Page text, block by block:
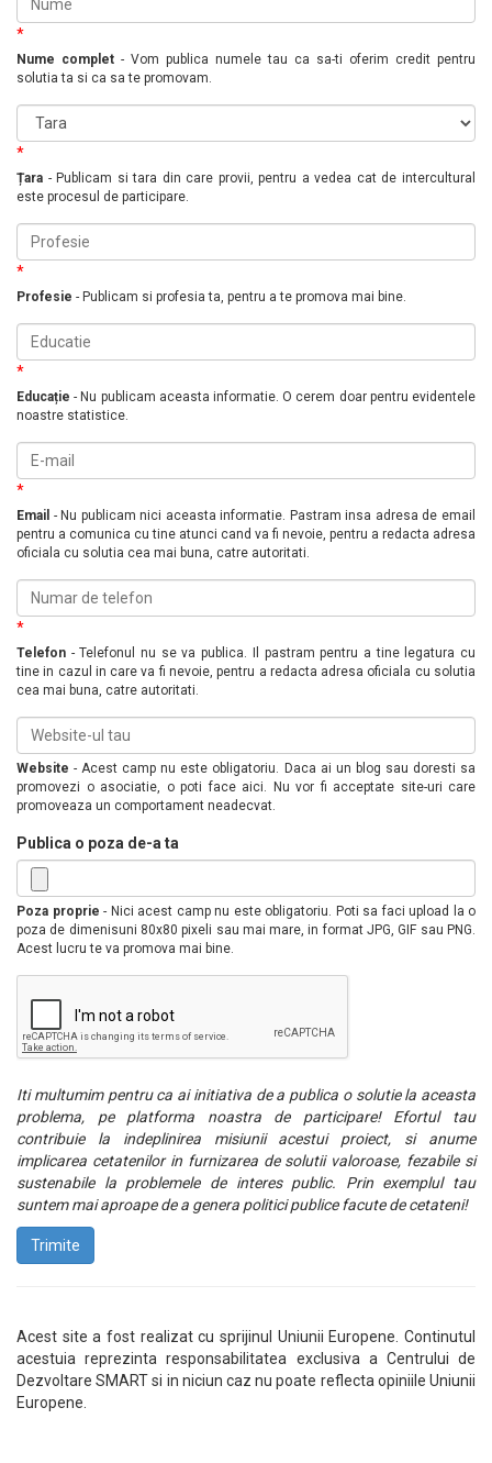
*
Nume complet - Vom publica numele tau ca sa-ti oferim credit pentru
solutia ta si ca sa te promovam.
*
Țara - Publicam si tara din care provii, pentru a vedea cat de intercultural
este procesul de participare.
*
Profesie - Publicam si profesia ta, pentru a te promova mai bine.
*
Educație - Nu publicam aceasta informatie. O cerem doar pentru evidentele
noastre statistice.
*
Email - Nu publicam nici aceasta informatie. Pastram insa adresa de email
pentru a comunica cu tine atunci cand va fi nevoie, pentru a redacta adresa
oficiala cu solutia cea mai buna, catre autoritati.
*
Telefon - Telefonul nu se va publica. Il pastram pentru a tine legatura cu
tine in cazul in care va fi nevoie, pentru a redacta adresa oficiala cu solutia
cea mai buna, catre autoritati.
Website - Acest camp nu este obligatoriu. Daca ai un blog sau doresti sa
promovezi o asociatie, o poti face aici. Nu vor fi acceptate site-uri care
promoveaza un comportament neadecvat.
Publica o poza de-a ta
Poza proprie - Nici acest camp nu este obligatoriu. Poti sa faci upload la o
poza de dimenisuni 80x80 pixeli sau mai mare, in format JPG, GIF sau PNG.
Acest lucru te va promova mai bine.
Iti multumim pentru ca ai initiativa de a publica o solutie la aceasta
problema, pe platforma noastra de participare! Efortul tau
contribuie la indeplinirea misiunii acestui proiect, si anume
implicarea cetatenilor in furnizarea de solutii valoroase, fezabile si
sustenabile la problemele de interes public. Prin exemplul tau
suntem mai aproape de a genera politici publice facute de cetateni!
Trimite
Acest site a fost realizat cu sprijinul Uniunii Europene. Continutul
acestuia reprezinta responsabilitatea exclusiva a Centrului de
Dezvoltare SMART si in niciun caz nu poate reflecta opiniile Uniunii
Europene.